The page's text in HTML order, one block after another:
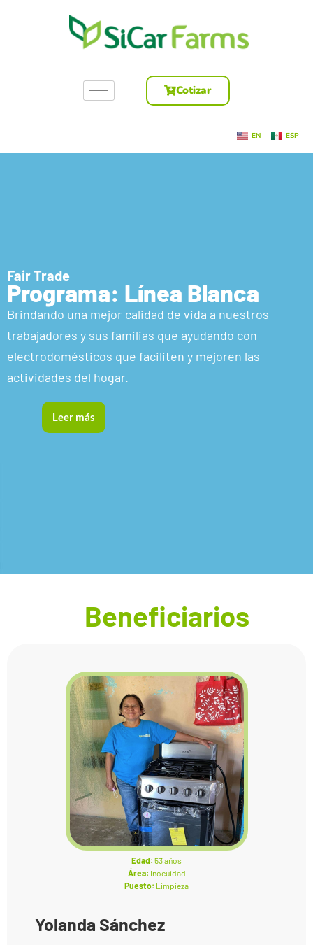
Cotizar
EN ESP
Fair Trade
Programa: Línea Blanca
Brindando una mejor calidad de vida a nuestros
trabajadores y sus familias que ayudando con
electrodomésticos que faciliten y mejoren las
actividades del hogar.
Leer más
Beneficiarios
Edad: 53 años
Área: Inocuidad
Puesto: Limpieza
Yolanda Sánchez